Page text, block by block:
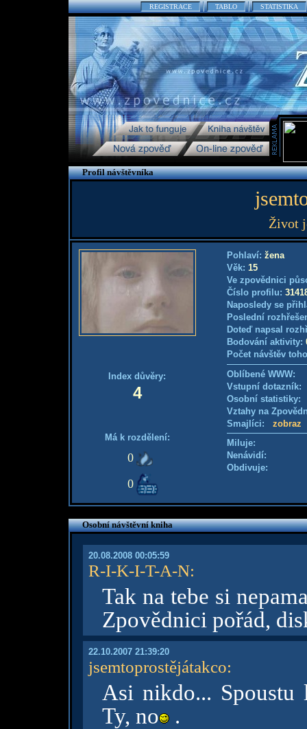
REGISTRACE TABLO STATISTIKA
Profil návštěvníka
Život
Index důvěry:
4
Má k rozdělení:
0
0
Pohlaví: žena
Věk: 15
Ve zpovědnici
Číslo profilu:
Naposledy se
Poslední
Doteď napsal
Bodování aktivity:
Počet návštěv
Oblíbené WWW:
Vstupní
Osobní
Vztahy na
Smajlíci: zobraz
Miluje:
Nenávidí:
Obdivuje:
Osobní návštěvní kniha
20.08.2008 00:05:59
R-I-K-I-T-A-N:
Tak na tebe si
Zpovědnici pořád,
22.10.2007 21:39:20
jsemtoprostějátakco:
Asi nikdo...
Ty, no .